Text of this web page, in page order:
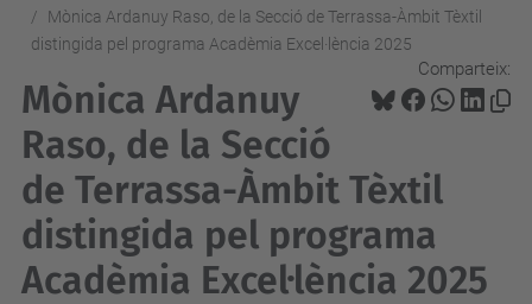
Mònica Ardanuy Raso, de la Secció de Terrassa-Àmbit Tèxtil
distingida pel programa Acadèmia Excel·lència 2025
Comparteix:
Mònica Ardanuy
Raso, de la Secció
de Terrassa-Àmbit Tèxtil
distingida pel programa
Acadèmia Excel·lència 2025